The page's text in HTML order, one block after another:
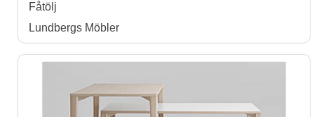
Fåtölj
Lundbergs Möbler